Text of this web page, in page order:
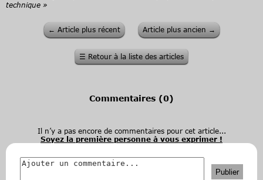
technique »
← Article plus récent Article plus ancien →
☰ Retour à la liste des articles
Commentaires (0)
Il n’y a pas encore de commentaires pour cet article...
Soyez la première personne à vous exprimer !
Publier